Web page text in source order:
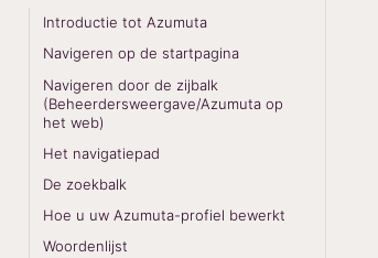
Introductie tot Azumuta
Navigeren op de startpagina
Navigeren door de zijbalk
(Beheerdersweergave/Azumuta op
het web)
Het navigatiepad
De zoekbalk
Hoe u uw Azumuta-profiel bewerkt
Woordenlijst